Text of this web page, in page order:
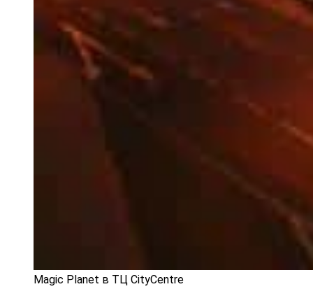
Magic Planet в ТЦ CityCentre